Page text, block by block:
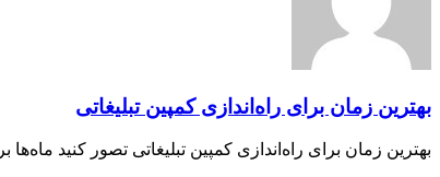
بهترین زمان برای راه‌اندازی کمپین تبلیغاتی
بهترین زمان برای راه‌اندازی کمپین تبلیغاتی تصور کنید